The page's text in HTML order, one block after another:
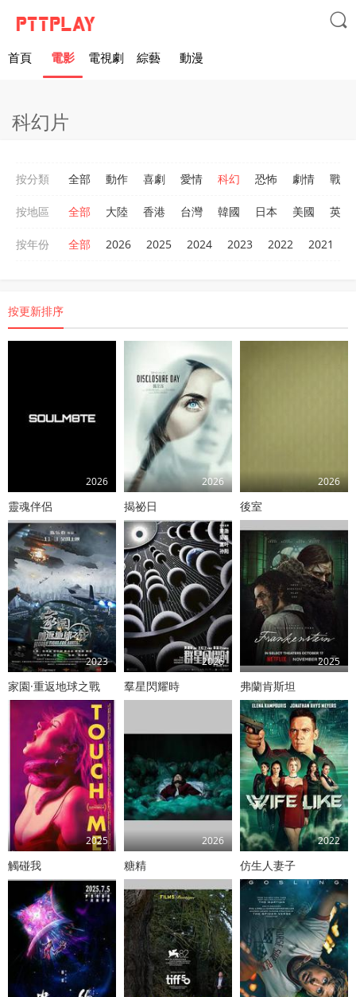

首頁 電影 電視劇 綜藝 動漫
科幻片
按分類 全部 動作 喜劇 愛情 科幻 恐怖 劇情 戰爭
按地區 全部 大陸 香港 台灣 韓國 日本 美國 英國
按年份 全部 2026 2025 2024 2023 2022 2021
按更新排序
2026
靈魂伴侶
2026
揭祕日
2026
後室
2023
家園·重返地球之戰
2026
羣星閃耀時
2025
弗蘭肯斯坦
2025
觸碰我
2026
糖精
2022
仿生人妻子